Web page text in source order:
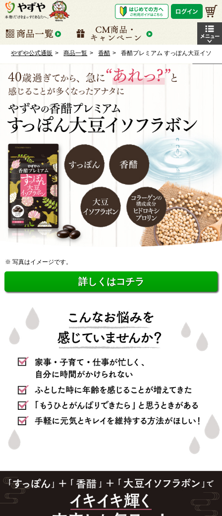
やずや公式通販 商品一覧 香醋 香醋プレミアム すっぽん大豆イソフ
※ 写真はイメージです。
詳しくはコチラ